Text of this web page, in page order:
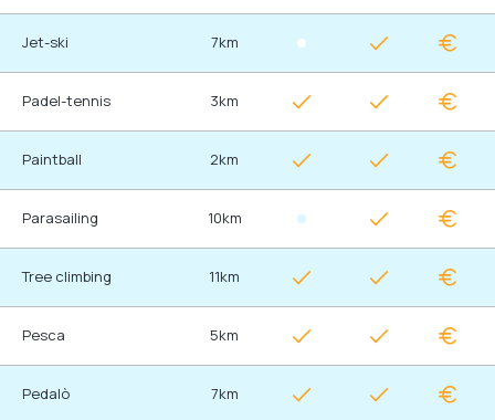
Jet-ski 7km
Padel-tennis 3km
Paintball 2km
Parasailing 10km
Tree climbing 11km
Pesca 5km
Pedalò 7km